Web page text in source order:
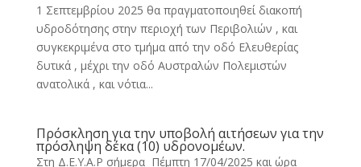
1 Σεπτεμβρίου 2025 θα πραγματοποιηθεί διακοπή
υδροδότησης στην περιοχή των Περιβολιών , και
συγκεκριμένα στο τμήμα από την οδό Ελευθερίας
δυτικά , μέχρι την οδό Αυστραλών Πολεμιστών
ανατολικά , και νότια...
Πρόσκληση για την υποβολή αιτήσεων για την
πρόσληψη δέκα (10) υδρονομέων.
Στη Δ.Ε.Υ.Α.Ρ σήμερα Πέμπτη 17/04/2025 και ώρα